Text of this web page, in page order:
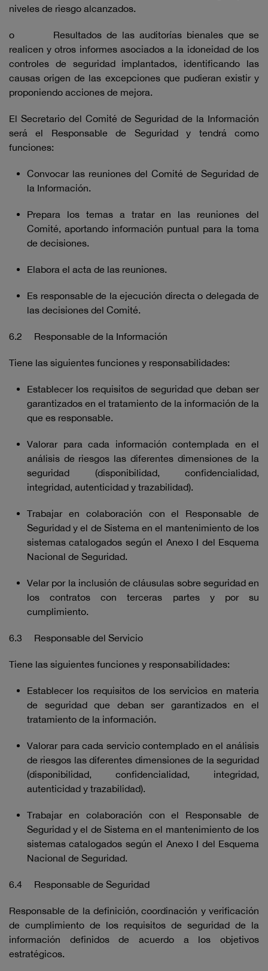
niveles de riesgo alcanzados.
o Resultados de las auditorías bienales que se
realicen y otros informes asociados a la idoneidad de los
controles de seguridad implantados, identificando las
causas origen de las excepciones que pudieran existir y
proponiendo acciones de mejora.
El Secretario del Comité de Seguridad de la Información
será el Responsable de Seguridad y tendrá como
funciones:
Convocar las reuniones del Comité de Seguridad de
la Información.
Prepara los temas a tratar en las reuniones del
Comité, aportando información puntual para la toma
de decisiones.
Elabora el acta de las reuniones.
Es responsable de la ejecución directa o delegada de
las decisiones del Comité.
6.2 Responsable de la Información
Tiene las siguientes funciones y responsabilidades:
Establecer los requisitos de seguridad que deban ser
garantizados en el tratamiento de la información de la
que es responsable.
Valorar para cada información contemplada en el
análisis de riesgos las diferentes dimensiones de la
seguridad (disponibilidad, confidencialidad,
integridad, autenticidad y trazabilidad).
Trabajar en colaboración con el Responsable de
Seguridad y el de Sistema en el mantenimiento de los
sistemas catalogados según el Anexo I del Esquema
Nacional de Seguridad.
Velar por la inclusión de cláusulas sobre seguridad en
los contratos con terceras partes y por su
cumplimiento.
6.3 Responsable del Servicio
Tiene las siguientes funciones y responsabilidades:
Establecer los requisitos de los servicios en materia
de seguridad que deban ser garantizados en el
tratamiento de la información.
Valorar para cada servicio contemplado en el análisis
de riesgos las diferentes dimensiones de la seguridad
(disponibilidad, confidencialidad, integridad,
autenticidad y trazabilidad).
Trabajar en colaboración con el Responsable de
Seguridad y el de Sistema en el mantenimiento de los
sistemas catalogados según el Anexo I del Esquema
Nacional de Seguridad.
6.4 Responsable de Seguridad
Responsable de la definición, coordinación y verificación
de cumplimiento de los requisitos de seguridad de la
información definidos de acuerdo a los objetivos
estratégicos.